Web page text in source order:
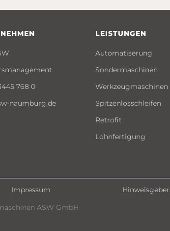
768 0
naumburg.de
LEISTUNGEN
Automatiserung
Sondermaschinen
Werkzeugmaschinen
Spitzenlosschleifen
Retrofit
Lohnfertigung
Impressum
ASW GmbH